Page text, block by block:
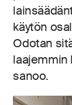
käytön
Odotan
laajemmin
sanoo.